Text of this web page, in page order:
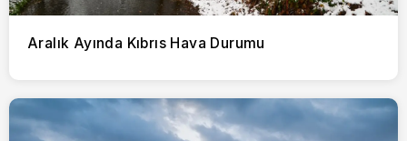
Aralık Ayında Kıbrıs Hava Durumu